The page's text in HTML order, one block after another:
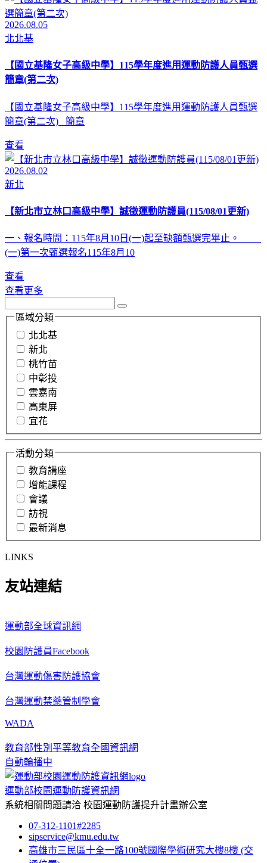
2026.08.05
北北基
【國立基隆女子高級中學】115學年度進用運動防護人員甄選
簡章(第二次)
【國立基隆女子高級中學】115學年度進用運動防護人員甄選
簡章(第二次) 簡章
查看
2026.08.02
新北
【新北市立林口高級中學】誠徵運動防護員(115/08/01更新)
一、報名時間：115年8月10日(一)起至缺額甄選完畢止。
(一)第一次甄選報名115年8月10
查看
查看更多
區域分類
北北基
新北
桃竹苗
中彰投
雲嘉南
高東屏
宜花
活動分類
教育講座
增能課程
會議
訪視
最新消息
LINKS
友站連結
運動部全球資訊網
校園防護員Facebook
台灣運動傷害防護協會
台灣運動禁藥管制學會
WADA
教育部性別平等教育全國資訊網
自動輪播中
運動部校園運動防護資訊網
系統相關問題請洽 校園運動防護提升計畫辦公室
07-312-1101#2285
sipservice@kmu.edu.tw
高雄市三民區十全一路100號國際學術研究大樓8樓 (交